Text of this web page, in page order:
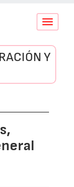
Conmutar
Y